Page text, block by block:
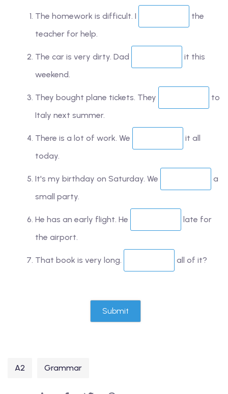
The homework is difficult. I
the
teacher for help.
The car is very dirty. Dad
it this
weekend.
They bought plane tickets. They
to
Italy next summer.
There is a lot of work. We
it all
today.
It's my birthday on Saturday. We
a
small party.
He has an early flight. He
late for
the airport.
That book is very long. all of it?
A2 Grammar